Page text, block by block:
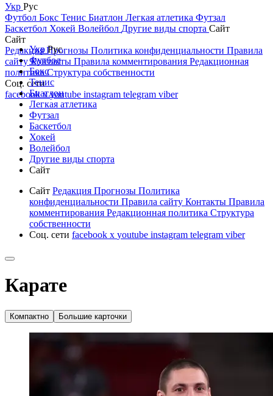
Укр Рус
Футбол Бокс Тенис Биатлон Легкая атлетика Футзал
Баскетбол Хокей Волейбол Другие виды спорта Сайт
Сайт
РедакцияПрогнозы Политика конфиденциальности Правила
сайтуКонтакты Правила комментирования Редакционная
политикаСтруктура собственности
Соц. сети
facebookxyoutube instagram telegram viber
УкрРус
Футбол
Бокс
Тенис
Биатлон
Легкая атлетика
Футзал
Баскетбол
Хокей
Волейбол
Другие виды спорта
Сайт
Сайт Редакция Прогнозы Политика
конфиденциальности Правила сайту Контакты Правила
комментирования Редакционная политика Структура
собственности
Соц. сети facebook x youtube instagram telegram viber
Карате
Компактно Большие карточки